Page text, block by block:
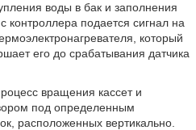
воды в бак и заполнения
контроллера подается сигнал на
который
его до срабатывания датчика
вращения кассет и
под определенным
расположенных вертикально.